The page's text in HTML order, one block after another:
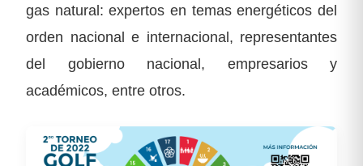
gas natural: expertos en temas energéticos del
orden nacional e internacional, representantes
del gobierno nacional, empresarios y
académicos, entre otros.